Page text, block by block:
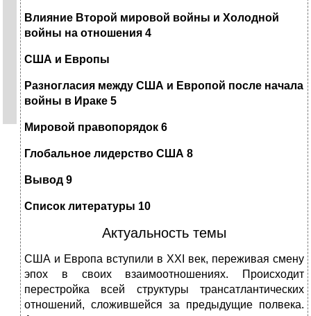
Влияние Второй мировой войны и Холодной
войны на отношения 4
США и Европы
Разногласия между США и Европой после начала
войны в Ираке 5
Мировой правопорядок 6
Глобальное лидерство США 8
Вывод 9
Список литературы 10
Актуальность темы
США и Европа вступили в XXI век, переживая смену
эпох в своих взаимоотношениях. Происходит
перестройка всей структуры трансатлантических
отношений, сложившейся за предыдущие полвека.